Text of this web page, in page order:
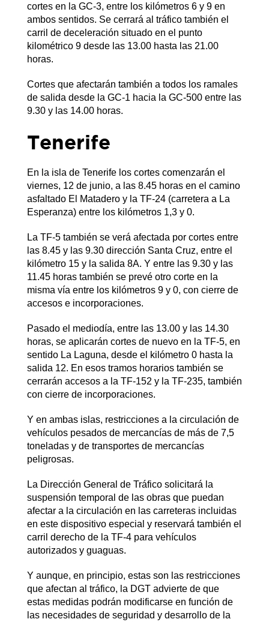
cortes en la GC-3, entre los kilómetros 6 y 9 en
ambos sentidos. Se cerrará al tráfico también el
carril de deceleración situado en el punto
kilométrico 9 desde las 13.00 hasta las 21.00
horas.
Cortes que afectarán también a todos los ramales
de salida desde la GC-1 hacia la GC-500 entre las
9.30 y las 14.00 horas.
Tenerife
En la isla de Tenerife los cortes comenzarán el
viernes, 12 de junio, a las 8.45 horas en el camino
asfaltado El Matadero y la TF-24 (carretera a La
Esperanza) entre los kilómetros 1,3 y 0.
La TF-5 también se verá afectada por cortes entre
las 8.45 y las 9.30 dirección Santa Cruz, entre el
kilómetro 15 y la salida 8A. Y entre las 9.30 y las
11.45 horas también se prevé otro corte en la
misma vía entre los kilómetros 9 y 0, con cierre de
accesos e incorporaciones.
Pasado el mediodía, entre las 13.00 y las 14.30
horas, se aplicarán cortes de nuevo en la TF-5, en
sentido La Laguna, desde el kilómetro 0 hasta la
salida 12. En esos tramos horarios también se
cerrarán accesos a la TF-152 y la TF-235, también
con cierre de incorporaciones.
Y en ambas islas, restricciones a la circulación de
vehículos pesados de mercancías de más de 7,5
toneladas y de transportes de mercancías
peligrosas.
La Dirección General de Tráfico solicitará la
suspensión temporal de las obras que puedan
afectar a la circulación en las carreteras incluidas
en este dispositivo especial y reservará también el
carril derecho de la TF-4 para vehículos
autorizados y guaguas.
Y aunque, en principio, estas son las restricciones
que afectan al tráfico, la DGT advierte de que
estas medidas podrán modificarse en función de
las necesidades de seguridad y desarrollo de la